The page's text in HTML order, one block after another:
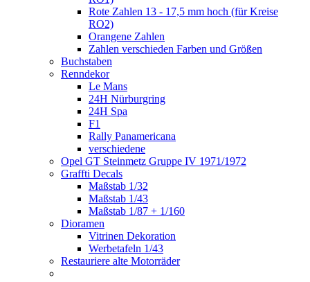
Rote Zahlen 13 - 17,5 mm hoch (für Kreise
RO2)
Orangene Zahlen
Zahlen verschieden Farben und Größen
Buchstaben
Renndekor
Le Mans
24H Nürburgring
24H Spa
F1
Rally Panamericana
verschiedene
Opel GT Steinmetz Gruppe IV 1971/1972
Graffti Decals
Maßstab 1/32
Maßstab 1/43
Maßstab 1/87 + 1/160
Dioramen
Vitrinen Dekoration
Werbetafeln 1/43
Restauriere alte Motorräder